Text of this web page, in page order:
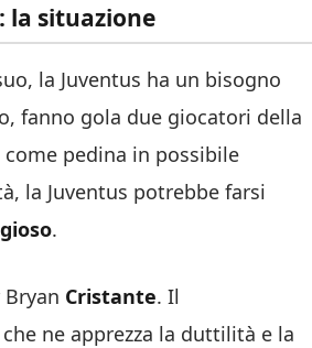
la situazione
la Juventus ha un bisogno
fanno gola due giocatori della
come pedina in possibile
la Juventus potrebbe farsi
.
Cristante. Il
ne apprezza la duttilità e la